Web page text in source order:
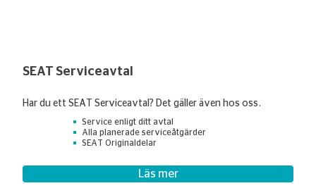
SEAT Serviceavtal
Har du ett SEAT Serviceavtal? Det gäller även hos oss.
Service enligt ditt avtal
Alla planerade serviceåtgärder
SEAT Originaldelar
Läs mer